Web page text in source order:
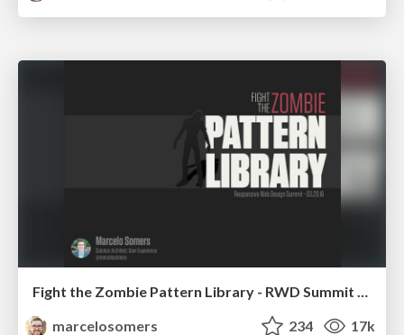
Fight the Zombie Pattern Library - RWD Summit 2016
marcelosomers
234 17k